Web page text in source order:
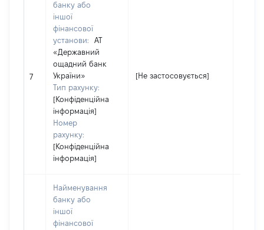
7
банку або
іншої
фінансової
установи:
АТ
«Державний
ощадний банк
України»
Тип рахунку:
[Конфіденційна
інформація]
Номер
рахунку:
[Конфіденційна
інформація]
[Не застосовується]
Найменування
банку або
іншої
фінансової